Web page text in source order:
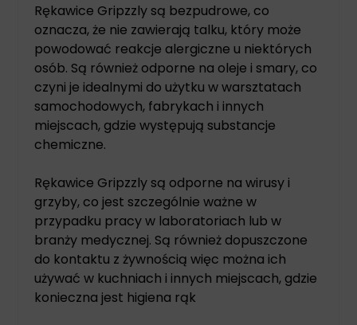
Rękawice Gripzzly są bezpudrowe, co
oznacza, że nie zawierają talku, który może
powodować reakcje alergiczne u niektórych
osób. Są również odporne na oleje i smary, co
czyni je idealnymi do użytku w warsztatach
samochodowych, fabrykach i innych
miejscach, gdzie występują substancje
chemiczne.
Rękawice Gripzzly są odporne na wirusy i
grzyby, co jest szczególnie ważne w
przypadku pracy w laboratoriach lub w
branży medycznej. Są również dopuszczone
do kontaktu z żywnością więc można ich
używać w kuchniach i innych miejscach, gdzie
konieczna jest higiena rąk